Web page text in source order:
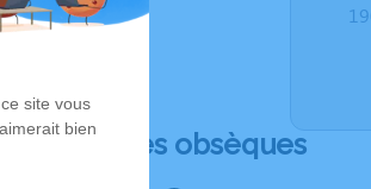
Déroulé des obsèques